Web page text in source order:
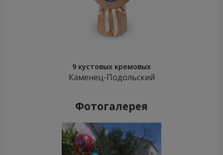
9 кустовых кремовых
Каменец-Подольский
Фотогалерея